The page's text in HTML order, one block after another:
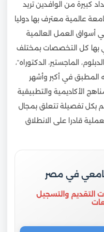
كبيرة من الوافدين تريد
عالمية معترف بها دوليا
أسواق العمل العالمية
بها كل التخصصات بمختلف
الماجستير، الدكتوراه”،
في أكبر وأشهر
الأكاديمية والتطبيقية
بكل تفصيلة تتعلق بمجال
قادرا على الانطلاق
في مصر
التقديم والتسجيل